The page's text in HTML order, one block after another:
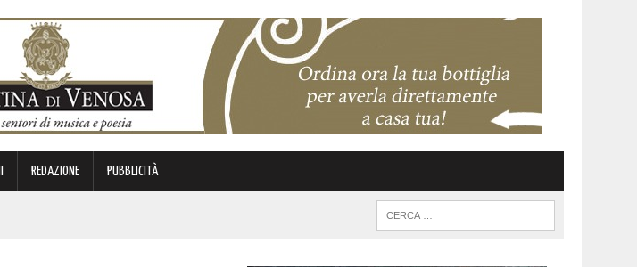
REDAZIONE PUBBLICITÀ